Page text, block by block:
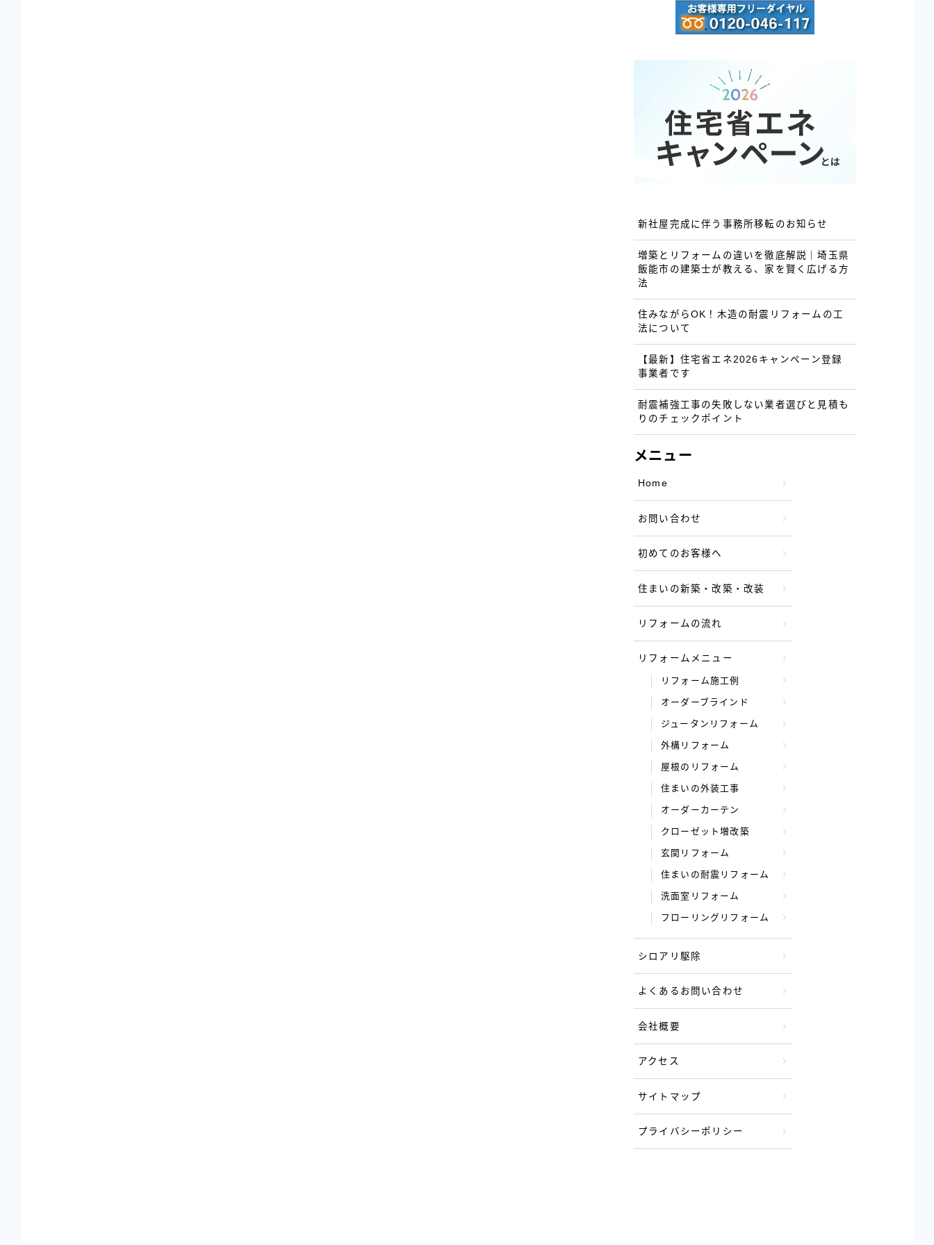
新社屋完成に伴う事務所移転のお知らせ
増築とリフォームの違いを徹底解説｜埼玉県
飯能市の建築士が教える、家を賢く広げる方
法
住みながらOK！木造の耐震リフォームの工
法について
【最新】住宅省エネ2026キャンペーン登録
事業者です
耐震補強工事の失敗しない業者選びと見積も
りのチェックポイント
メニュー
Home
お問い合わせ
初めてのお客様へ
住まいの新築・改築・改装
リフォームの流れ
リフォームメニュー
リフォーム施工例
オーダーブラインド
ジュータンリフォーム
外構リフォーム
屋根のリフォーム
住まいの外装工事
オーダーカーテン
クローゼット増改築
玄関リフォーム
住まいの耐震リフォーム
洗面室リフォーム
フローリングリフォーム
シロアリ駆除
よくあるお問い合わせ
会社概要
アクセス
サイトマップ
プライバシーポリシー